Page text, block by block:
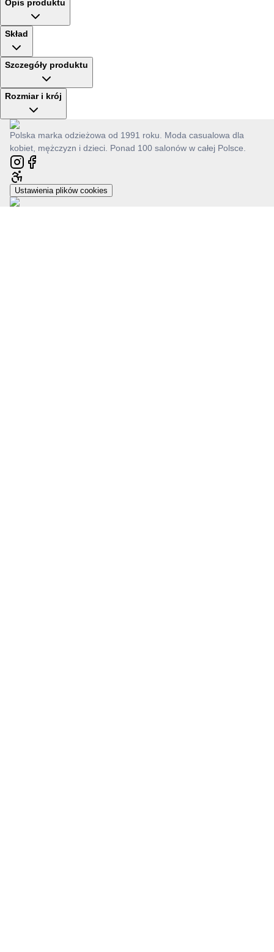
Opis produktu
Skład
Szczegóły produktu
Rozmiar i krój
Polska marka odzieżowa od 1991 roku. Moda casualowa dla
kobiet, mężczyzn i dzieci. Ponad 100 salonów w całej Polsce.
Ustawienia plików cookies